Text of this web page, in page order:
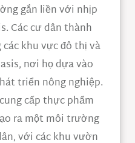
gắn liền với nhịp
Các cư dân thành
khu vực đô thị và
nơi họ dựa vào
triển nông nghiệp.
cấp thực phẩm
ra một môi trường
với các khu vườn